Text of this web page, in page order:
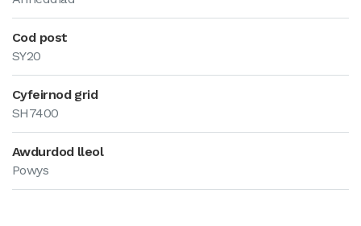
Cod post
SY20
Cyfeirnod grid
SH7400
Awdurdod lleol
Powys